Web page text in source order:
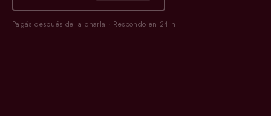
Pagás después de la charla · Respondo en 24 h